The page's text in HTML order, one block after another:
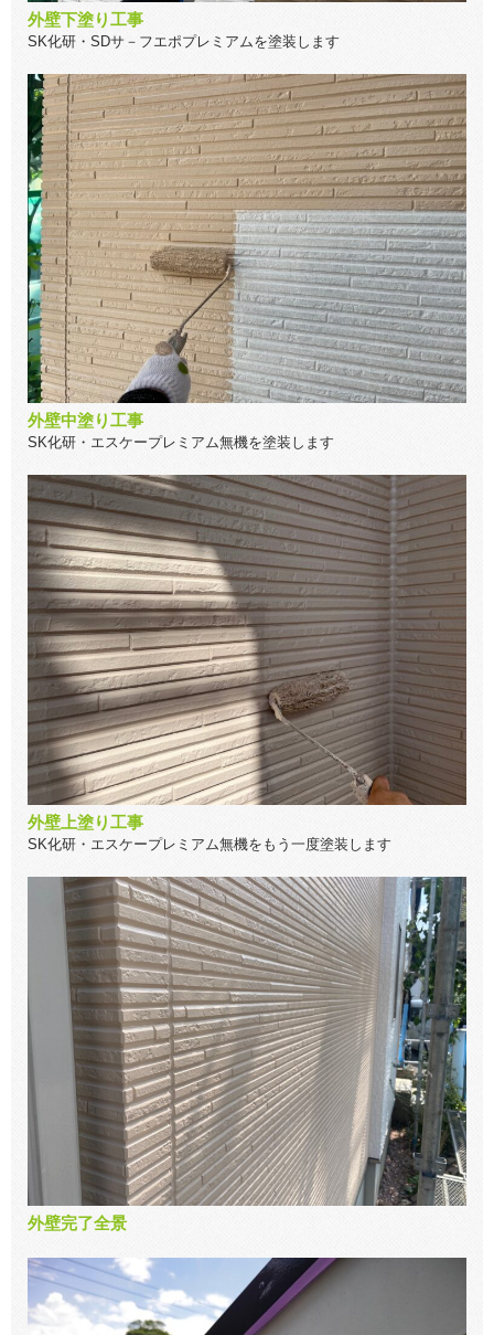
外壁下塗り工事
SK化研・SDサ－フエポプレミアムを塗装します
外壁中塗り工事
SK化研・エスケープレミアム無機を塗装します
外壁上塗り工事
SK化研・エスケープレミアム無機をもう一度塗装します
外壁完了全景